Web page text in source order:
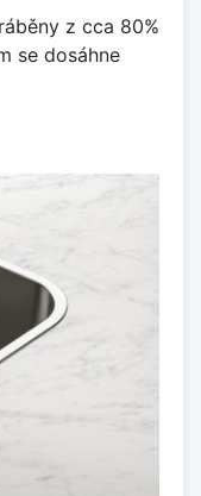
z cca 80%
se dosáhne